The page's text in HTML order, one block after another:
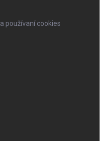
používaní cookies